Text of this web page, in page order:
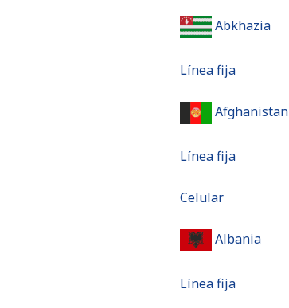
Abkhazia
Línea fija
Afghanistan
Línea fija
Celular
Albania
Línea fija